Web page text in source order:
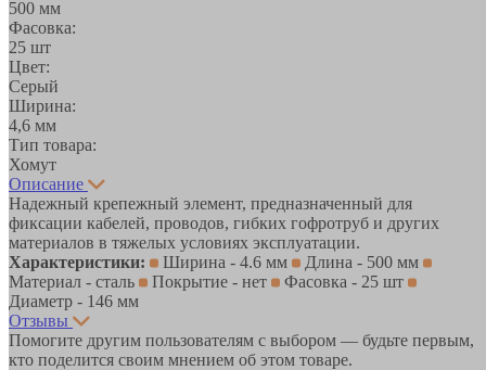
500 мм
Фасовка:
25 шт
Цвет:
Серый
Ширина:
4,6 мм
Тип товара:
Хомут
Описание
Надежный крепежный элемент, предназначенный для
фиксации кабелей, проводов, гибких гофротруб и других
материалов в тяжелых условиях эксплуатации.
Характеристики:
Ширина - 4.6 мм
Длина - 500 мм
Материал - сталь
Покрытие - нет
Фасовка - 25 шт
Диаметр - 146 мм
Отзывы
Помогите другим пользователям с выбором — будьте первым,
кто поделится своим мнением об этом товаре.